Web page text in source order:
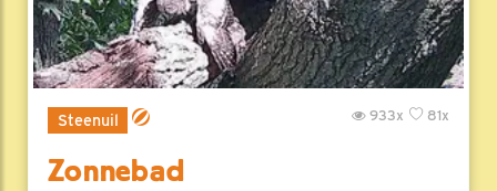
Steenuil 81x
933x
Zonnebad